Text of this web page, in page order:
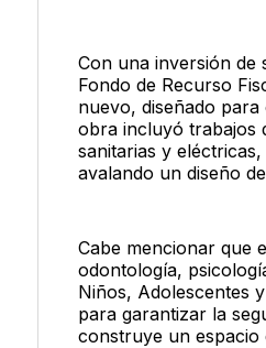
Con una inversión de
Fondo de Recurso
nuevo, diseñado
obra incluyó trabajos
sanitarias y
avalando un diseño
Cabe mencionar que
odontología,
Niños, Adolescentes
para garantizar la
construye un espacio